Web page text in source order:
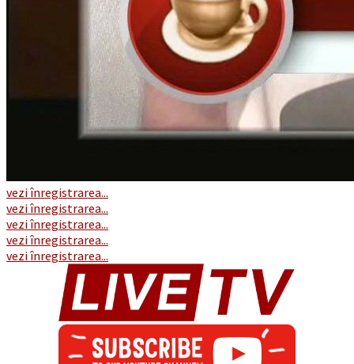
vezi înregistrarea...
vezi înregistrarea...
vezi înregistrarea...
vezi înregistrarea...
vezi înregistrarea...